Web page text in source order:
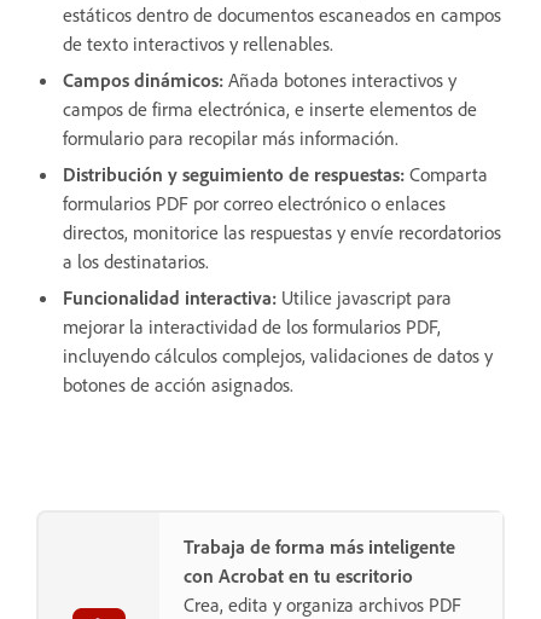
estáticos dentro de documentos escaneados en campos
de texto interactivos y rellenables.
Campos dinámicos: Añada botones interactivos y
campos de firma electrónica, e inserte elementos de
formulario para recopilar más información.
Distribución y seguimiento de respuestas: Comparta
formularios PDF por correo electrónico o enlaces
directos, monitorice las respuestas y envíe recordatorios
a los destinatarios.
Funcionalidad interactiva: Utilice javascript para
mejorar la interactividad de los formularios PDF,
incluyendo cálculos complejos, validaciones de datos y
botones de acción asignados.
Trabaja de forma más inteligente
con Acrobat en tu escritorio
Crea, edita y organiza archivos PDF